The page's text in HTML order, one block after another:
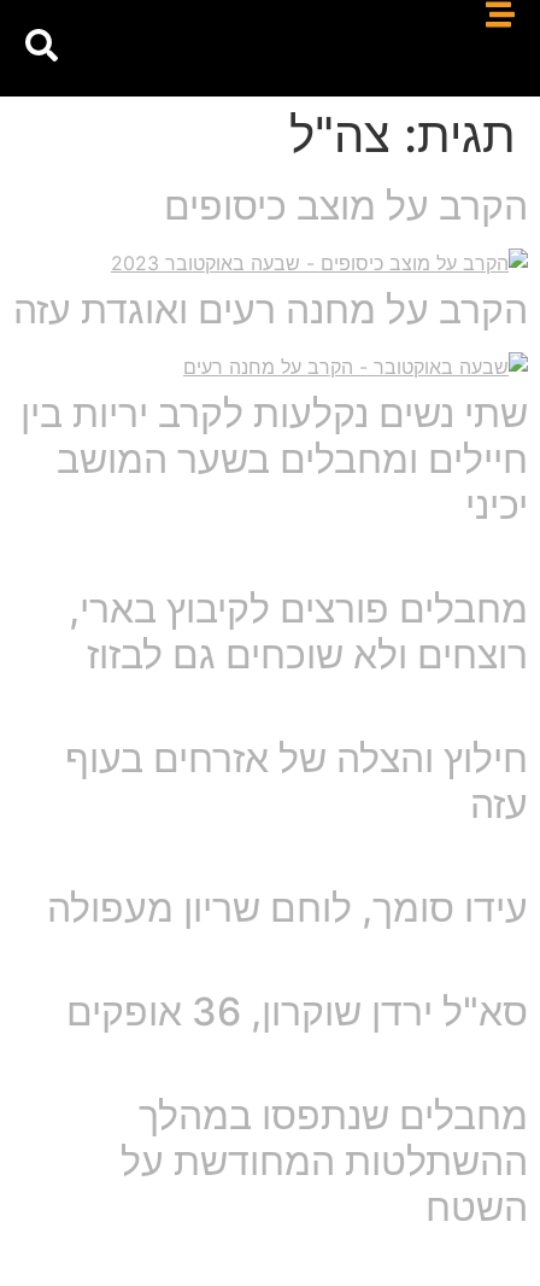
תגית: צה"ל
הקרב על מוצב כיסופים
הקרב על מחנה רעים ואוגדת עזה
שתי נשים נקלעות לקרב יריות בין
חיילים ומחבלים בשער המושב
יכיני
מחבלים פורצים לקיבוץ בארי,
רוצחים ולא שוכחים גם לבזוז
חילוץ והצלה של אזרחים בעוף
עזה
עידו סומך, לוחם שריון מעפולה
סא"ל ירדן שוקרון, 36 אופקים
מחבלים שנתפסו במהלך
ההשתלטות המחודשת על
השטח